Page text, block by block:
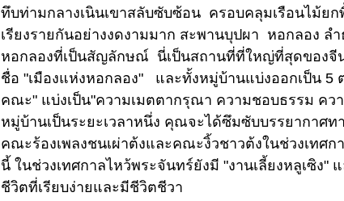
ทึบท่ามกลางเนินเขาสลับซับซ้อน ครอบคลุมเรือนไม้ย
เรียงรายกันอย่างงดงามมาก สะพานบุปผา หอกลอง ล
หอกลองที่เป็นสัญลักษณ์ นี่เป็นสถานที่ที่ใหญ่ที่สุดของจี
ชื่อ "เมืองแห่งหอกลอง" และทั้งหมู่บ้านแบ่งออกเป็น 5
คณะ" แบ่งเป็น"ความเมตตากรุณา ความชอบธรรม ค
หมู่บ้านเป็นระยะเวลาหนึ่ง คุณจะได้ซึมซับบรรยากาศ
คณะร้องเพลงชนเผ่าต้งและคณะงิ้วชาวต้งในช่วงเทศ
นี้ ในช่วงเทศกาลไหว้พระจันทร์ยังมี "งานเลี้ยงหลูเซิง
ชีวิตที่เรียบง่ายและมีชีวิตชีวา